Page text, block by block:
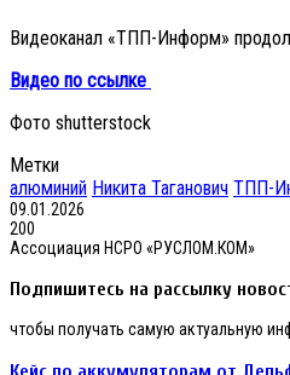
Видеоканал «ТПП-Информ»
Видео по ссылке
Фото shutterstock
Метки
алюминий Никита Таганович ТПП-
09.01.2026
200
Ассоциация НСРО «РУСЛОМ.КОМ»
Подпишитесь на рассылку
чтобы получать самую актуальную
Кейс
Кейс по аккумуляторам от